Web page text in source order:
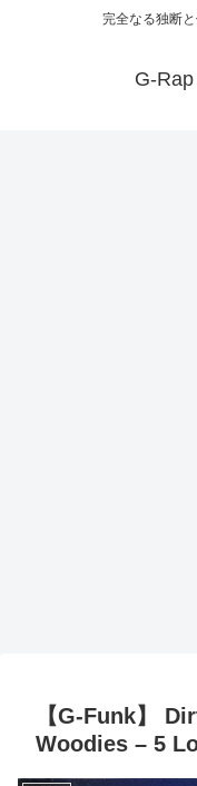
完全なる独断
G-
【G-Funk】
Woodies – 5